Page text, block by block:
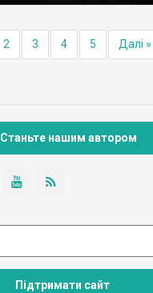
2 3 4 5 Далі »
Станьте нашим автором
Підтримати сайт